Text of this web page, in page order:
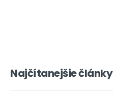
Najčítanejšie články